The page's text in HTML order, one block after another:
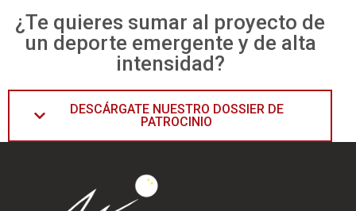
¿Te quieres sumar al proyecto de
un deporte emergente y de alta
intensidad?
DESCÁRGATE NUESTRO DOSSIER DE
PATROCINIO